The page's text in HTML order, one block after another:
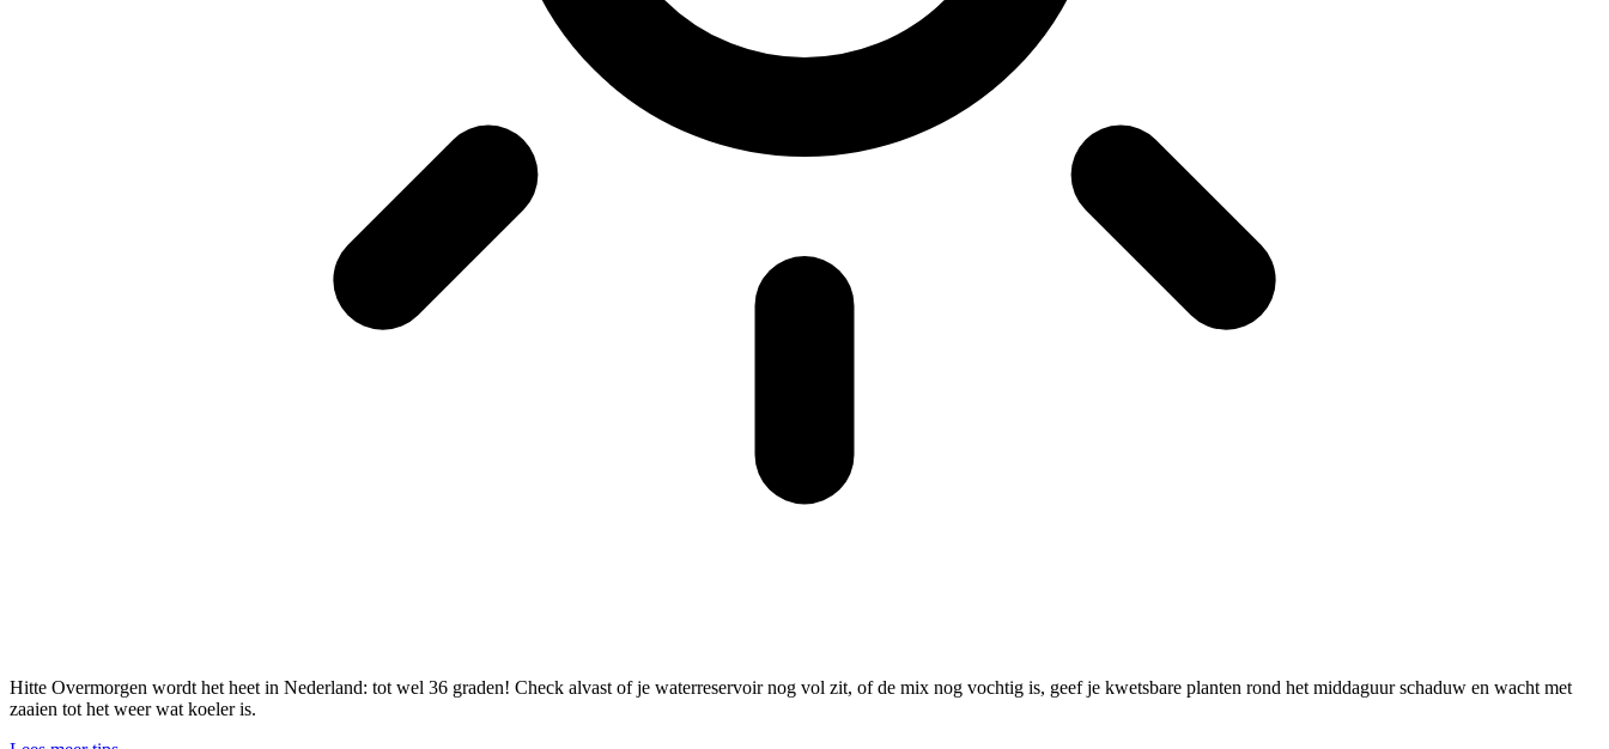
Hitte Overmorgen wordt het heet in Nederland: tot wel 36 graden! Check alvast of je waterreservoir nog vol zit, of de mix nog vochtig is, geef je kwetsbare planten rond het middaguur schaduw en wacht met
zaaien tot het weer wat koeler is.